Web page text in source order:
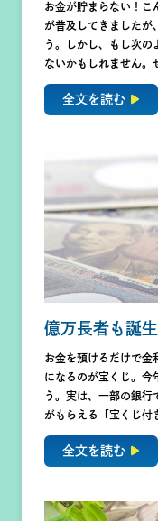
お金が貯まらない！こ
が普及してきましたが
う。しかし、もし次の
ないかもしれません
全文を読む
億万長者も誕
お金を預けるだけで金
になるのが宝くじ。今
う。実は、一部の銀行
がもらえる「宝くじ
全文を読む